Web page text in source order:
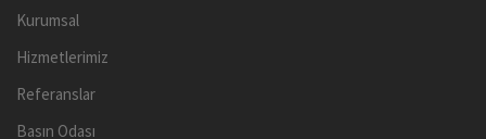
Kurumsal
Hizmetlerimiz
Referanslar
Basın Odası